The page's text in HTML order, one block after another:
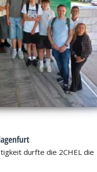
durfte die 2CHEL die